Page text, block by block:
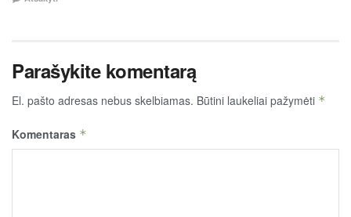
Parašykite komentarą
El. pašto adresas nebus skelbiamas. Būtini laukeliai pažymėti *
Komentaras *